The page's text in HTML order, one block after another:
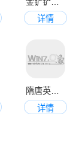
详情
隋唐英杰传
详情